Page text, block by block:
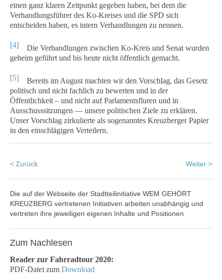
einen ganz klaren Zeitpunkt gegeben haben, bei dem die
Verhandlungsführer des Ko-Kreises und die SPD sich
entscheiden haben, es intern Verhandlungen zu nennen.
[4] Die Verhandlungen zwischen Ko-Kreis und Senat wurden
geheim geführt und bis heute nicht öffentlich gemacht.
[5] Bereits im August machten wir den Vorschlag, das Gesetz
politisch und nicht fachlich zu bewerten und in der
Öffentlichkeit – und nicht auf Parlamentsfluren und in
Ausschusssitzungen — unsere politischen Ziele zu erklären.
Unser Vorschlag zirkulierte als sogenanntes Kreuzberger Papier
in den einschlägigen Verteilern.
< Zurück Weiter >
Die auf der Webseite der Stadtteilinitiative WEM GEHÖRT
KREUZBERG vertretenen Initiativen arbeiten unabhängig und
vertreten ihre jeweiligen eigenen Inhalte und Positionen
Zum Nachlesen
Reader zur Fahrradtour 2020:
PDF-Datei zum Download